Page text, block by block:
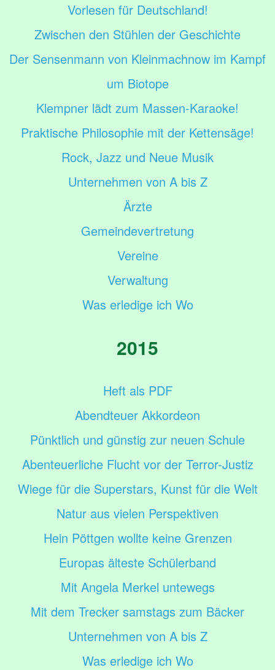
Vorlesen für Deutschland!
Zwischen den Stühlen der Geschichte
Der Sensenmann von Kleinmachnow im Kampf
um Biotope
Klempner lädt zum Massen-Karaoke!
Praktische Philosophie mit der Kettensäge!
Rock, Jazz und Neue Musik
Unternehmen von A bis Z
Ärzte
Gemeindevertretung
Vereine
Verwaltung
Was erledige ich Wo
2015
Heft als PDF
Abendteuer Akkordeon
Pünktlich und günstig zur neuen Schule
Abenteuerliche Flucht vor der Terror-Justiz
Wiege für die Superstars, Kunst für die Welt
Natur aus vielen Perspektiven
Hein Pöttgen wollte keine Grenzen
Europas älteste Schülerband
Mit Angela Merkel untewegs
Mit dem Trecker samstags zum Bäcker
Unternehmen von A bis Z
Was erledige ich Wo